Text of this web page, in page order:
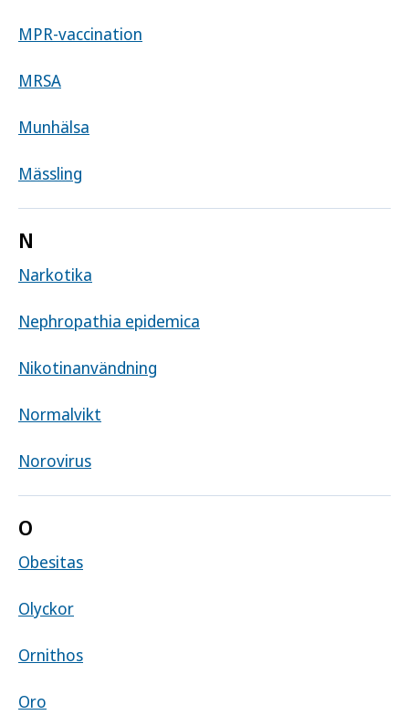
MPR-vaccination
MRSA
Munhälsa
Mässling
N
Narkotika
Nephropathia epidemica
Nikotinanvändning
Normalvikt
Norovirus
O
Obesitas
Olyckor
Ornithos
Oro